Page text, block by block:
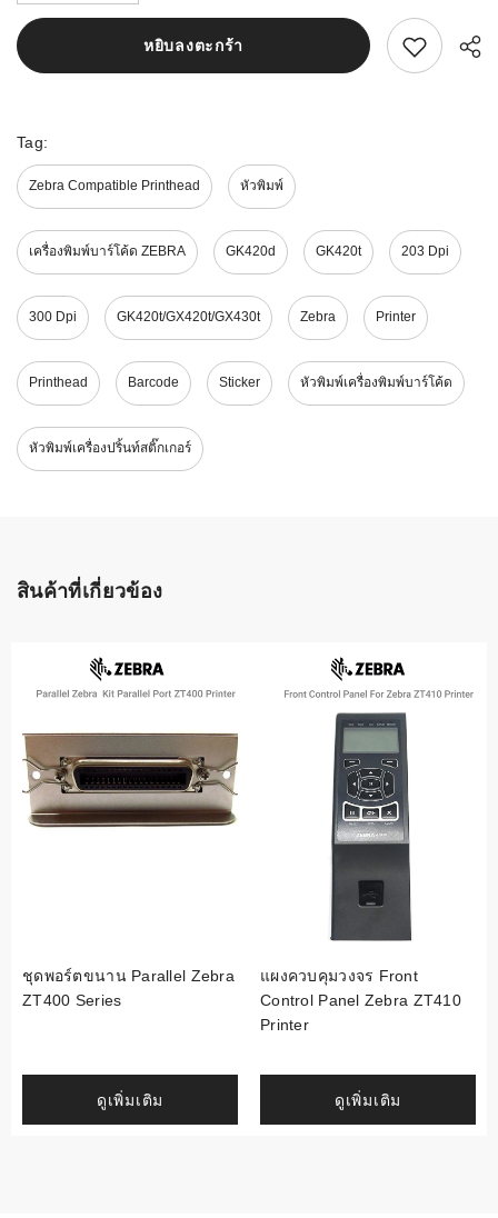
หยิบลงตะกร้า สนใจสิ้นค้านี้
Tag:
Zebra Compatible Printhead หัวพิมพ์
เครื่องพิมพ์บาร์โค้ด ZEBRA GK420d GK420t 203 Dpi
300 Dpi GK420t/GX420t/GX430t Zebra Printer
Printhead Barcode Sticker หัวพิมพ์เครื่องพิมพ์บาร์โค้ด
หัวพิมพ์เครื่องปริ้นท์สติ๊กเกอร์
สินค้าที่เกี่ยวข้อง
ชุดพอร์ตขนาน Parallel Zebra
ZT400 Series
ดูเพิ่มเติม
แผงควบคุมวงจร Front
Control Panel Zebra ZT410
Printer
ดูเพิ่มเติม